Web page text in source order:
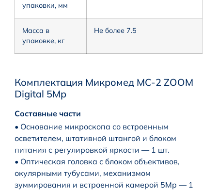
упаковки, мм
Масса в
упаковке, кг
Не более 7.5
Комплектация Микромед MC-2 ZOOM
Digital 5Mp
Составные части
• Основание микроскопа со встроенным
осветителем, штативной штангой и блоком
питания с регулировкой яркости — 1 шт.
• Оптическая головка с блоком объективов,
окулярными тубусами, механизмом
зуммирования и встроенной камерой 5Мр — 1